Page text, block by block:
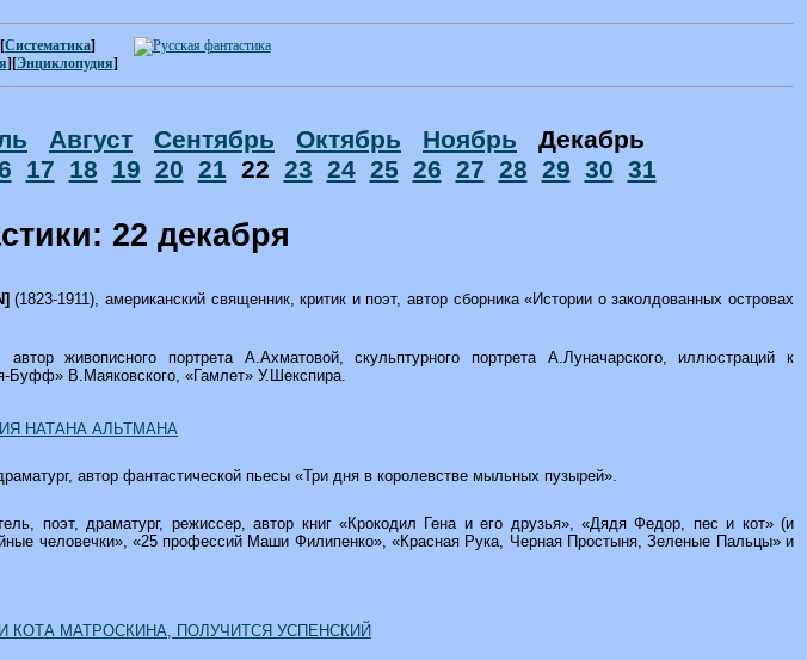
Систематика]
][Энциклопудия]
Август Сентябрь Октябрь Ноябрь Декабрь
17 18 19 20 21 22 23 24 25 26 27 28 29 30 31
22 декабря
(1823-1911), американский священник, критик и поэт, автор сборника «Истории о заколдованных островах
автор живописного портрета А.Ахматовой, скульптурного портрета А.Луначарского, иллюстраций к
Буфф» В.Маяковского, «Гамлет» У.Шекспира.
НАТАНА АЛЬТМАНА
автор фантастической пьесы «Три дня в королевстве мыльных пузырей».
поэт, драматург, режиссер, автор книг «Крокодил Гена и его друзья», «Дядя Федор, пес и кот» (и
человечки», «25 профессий Маши Филипенко», «Красная Рука, Черная Простыня, Зеленые Пальцы» и
КОТА МАТРОСКИНА, ПОЛУЧИТСЯ УСПЕНСКИЙ